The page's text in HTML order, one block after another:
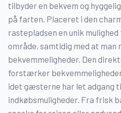
tilbyder en bekvem og
på farten. Placeret i den
rastepladsen en unik
område, samtidig med at man
bekvemmeligheder. Den
forstærker
idet gæsterne har let adgang
indkøbsmuligheder. Fra frisk